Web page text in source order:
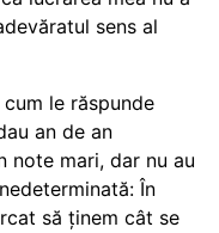
sens al
le răspunde
an de an
note mari, dar nu au
În
să ținem cât se